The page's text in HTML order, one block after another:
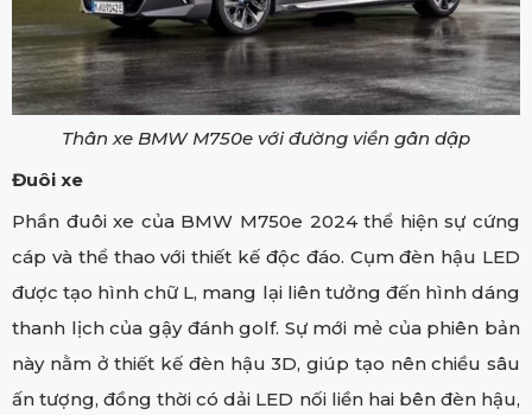
Thân xe BMW M750e với đường viền gân dập
Đuôi xe
Phần đuôi xe của BMW M750e 2024 thể hiện sự cứng
cáp và thể thao với thiết kế độc đáo. Cụm đèn hậu LED
được tạo hình chữ L, mang lại liên tưởng đến hình dáng
thanh lịch của gậy đánh golf. Sự mới mẻ của phiên bản
này nằm ở thiết kế đèn hậu 3D, giúp tạo nên chiều sâu
ấn tượng, đồng thời có dải LED nối liền hai bên đèn hậu,